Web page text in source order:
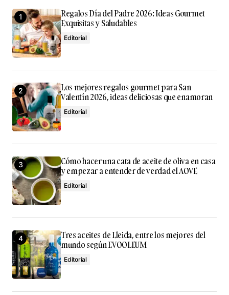
Regalos Día del Padre 2026: Ideas Gourmet
Exquisitas y Saludables
Editorial
Los mejores regalos gourmet para San
Valentín 2026, ideas deliciosas que enamoran
Editorial
Cómo hacer una cata de aceite de oliva en casa
y empezar a entender de verdad el AOVE
Editorial
Tres aceites de Lleida, entre los mejores del
mundo según EVOOLEUM
Editorial